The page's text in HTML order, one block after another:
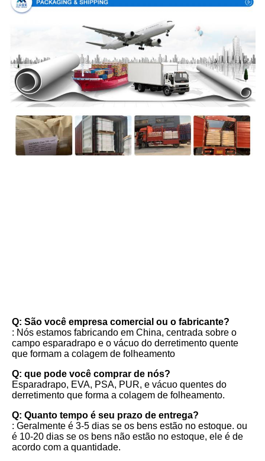
Q: São você empresa comercial ou o fabricante?
: Nós estamos fabricando em China, centrada sobre o
campo esparadrapo e o vácuo do derretimento quente
que formam a colagem de folheamento
Q: que pode você comprar de nós?
Esparadrapo, EVA, PSA, PUR, e vácuo quentes do
derretimento que forma a colagem de folheamento.
Q: Quanto tempo é seu prazo de entrega?
: Geralmente é 3-5 dias se os bens estão no estoque. ou
é 10-20 dias se os bens não estão no estoque, ele é de
acordo com a quantidade.